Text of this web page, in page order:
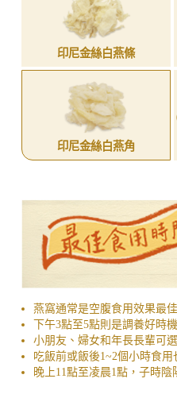
印尼金絲白燕條
印尼金絲白燕角
燕窩通常是空腹食用效果最佳
下午3點至5點則是調養好時機
小朋友、婦女和年長長輩可
吃飯前或飯後1~2個小時食用
晚上11點至凌晨1點，子時